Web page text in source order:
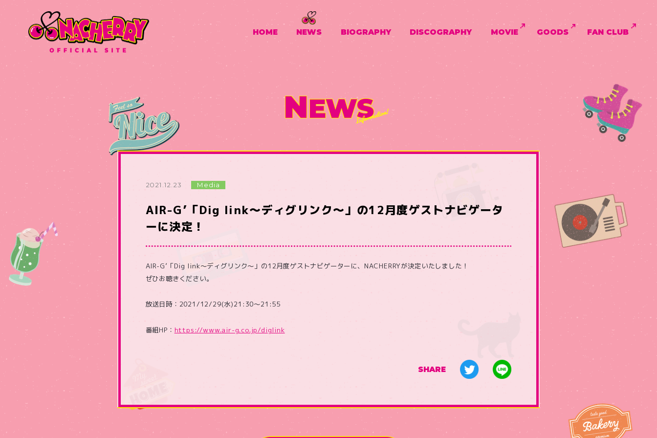
HOME NEWS BIOGRAPHY DISCOGRAPHY MOVIE GOODS FAN CLUB
NEWS
2021.12.23 Media
AIR-G’「Dig link〜ディグリンク〜」の12月度ゲストナビゲータ
ーに決定！
AIR-G’「Dig link〜ディグリンク〜」の12月度ゲストナビゲーターに、NACHERRYが決定いたしました！
ぜひお聴きください。
放送日時：2021/12/29(水)21:30〜21:55
番組HP： https://www.air-g.co.jp/diglink
SHARE